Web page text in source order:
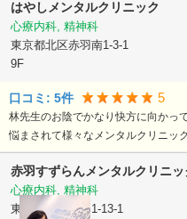
はやしメンタルクリニック
心療内科, 精神科
東京都北区赤羽南1-3-1
9F
口コミ: 5件 5
林先生のお陰でかなり快方に向かっ
悩まされて様々なメンタルクリニッ
赤羽すずらんメンタルクリニッ
心療内科, 精神科
東京都北区赤羽1-13-1